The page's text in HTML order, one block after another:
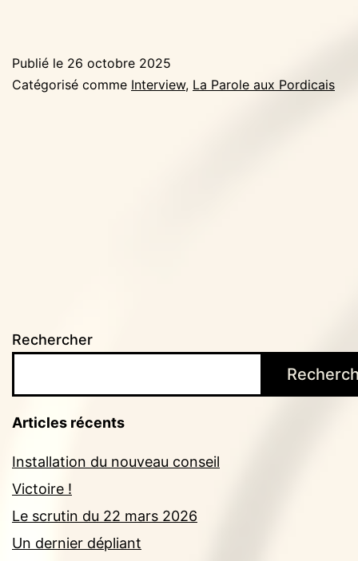
Publié le 26 octobre 2025
Catégorisé comme Interview, La Parole aux Pordicais
Rechercher
Articles récents
Installation du nouveau conseil
Victoire !
Le scrutin du 22 mars 2026
Un dernier dépliant